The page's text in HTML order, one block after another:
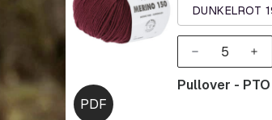
DUNKELROT
Pullover -